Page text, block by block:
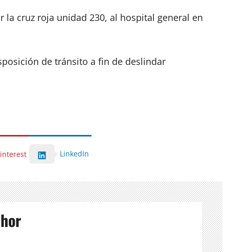
cruz roja unidad 230, al hospital general en
de tránsito a fin de deslindar
LinkedIn